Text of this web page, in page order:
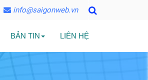
info@saigonweb.vn
BẢN TIN LIÊN HỆ